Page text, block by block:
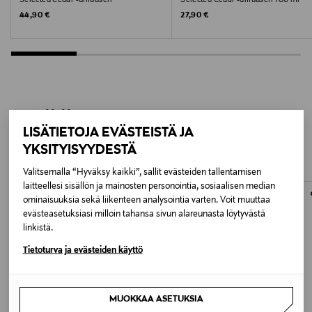
LISÄTIETOJA EVÄSTEISTÄ JA
YKSITYISYYDESTÄ
Valitsemalla “Hyväksy kaikki”, sallit evästeiden tallentamisen
laitteellesi sisällön ja mainosten personointia, sosiaalisen median
ominaisuuksia sekä liikenteen analysointia varten. Voit muuttaa
evästeasetuksiasi milloin tahansa sivun alareunasta löytyvästä
linkistä.
Tietoturva ja evästeiden käyttö
MUOKKAA ASETUKSIA
Huonetuoksu
Original Price
44,90 €
Original Price
27,90 €
LISÄÄ KIINNOSTAVIA
TUOTTEITA